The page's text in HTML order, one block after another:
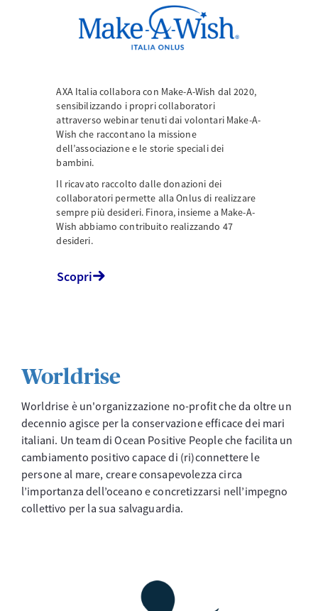
AXA Italia collabora con Make-A-Wish dal 2020,
sensibilizzando i propri collaboratori
attraverso webinar tenuti dai volontari Make-A-
Wish che raccontano la missione
dell’associazione e le storie speciali dei
bambini.
Il ricavato raccolto dalle donazioni dei
collaboratori permette alla Onlus di realizzare
sempre più desideri. Finora, insieme a Make-A-
Wish abbiamo contribuito realizzando 47
desideri.
Scopri
Worldrise
Worldrise è un'organizzazione no-profit che da oltre un
decennio agisce per la conservazione efficace dei mari
italiani. Un team di Ocean Positive People che facilita un
cambiamento positivo capace di (ri)connettere le
persone al mare, creare consapevolezza circa
l’importanza dell’oceano e concretizzarsi nell’impegno
collettivo per la sua salvaguardia.